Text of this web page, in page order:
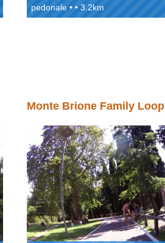
pedonale • • 3.2km
Monte Brione Family Loop